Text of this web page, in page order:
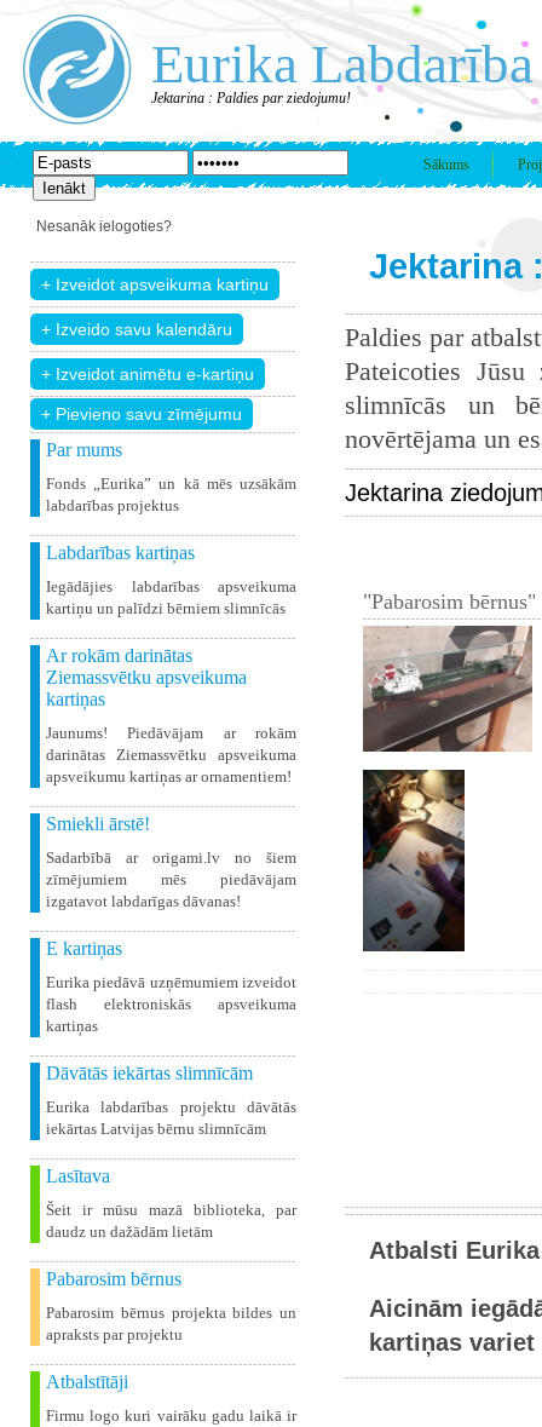
Eurika Labdarība
Jektarina : Paldies par ziedojumu!
Sākums
Nesanāk ielogoties?
+ Pievieno savu zīmējumu
Par mums
Fonds „Eurika” un kā mēs uzsākām
labdarības projektus
Labdarības kartiņas
Iegādājies labdarības apsveikuma
kartiņu un palīdzi bērniem slimnīcās
Ar rokām darinātas
Ziemassvētku apsveikuma
kartiņas
Jaunums! Piedāvājam ar rokām
darinātas Ziemassvētku apsveikuma
apsveikumu kartiņas ar ornamentiem!
Smiekli ārstē!
Sadarbībā ar origami.lv no šiem
zīmējumiem mēs piedāvājam
izgatavot labdarīgas dāvanas!
E kartiņas
Eurika piedāvā uzņēmumiem izveidot
flash elektroniskās apsveikuma
kartiņas
Dāvātās iekārtas slimnīcām
Eurika labdarības projektu dāvātās
iekārtas Latvijas bērnu slimnīcām
Lasītava
Šeit ir mūsu mazā biblioteka, par
daudz un dažādām lietām
Pabarosim bērnus
Pabarosim bērnus projekta bildes un
apraksts par projektu
Atbalstītāji
Firmu logo kuri vairāku gadu laikā ir
Jektarina
Paldies par
Pateicoties
slimnīcās un
novērtējama un
Jektarina
"Pabarosim
Atbalsti
Aicinām
kartiņas variet